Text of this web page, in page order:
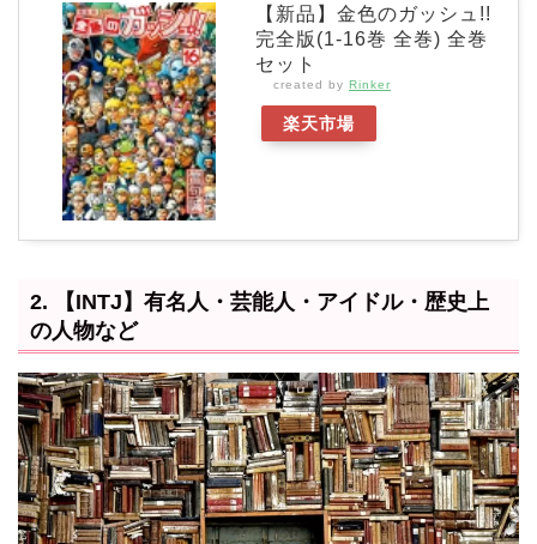
【新品】金色のガッシュ!!
完全版(1-16巻 全巻) 全巻
セット
created by Rinker
楽天市場
2. 【INTJ】有名人・芸能人・アイドル・歴史上
の人物など